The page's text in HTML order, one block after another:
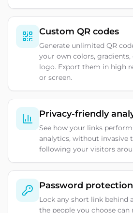
Custom QR codes
Generate unlimited QR
your own colors, gradients,
logo. Export them in high
or screen.
Privacy-friendly
See how your links
analytics, without invasive
following your visitors
Password protection
Lock any short link behind
the people you choose can